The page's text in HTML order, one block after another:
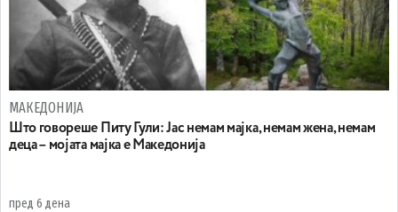
МАКЕДОНИЈА
Што говореше Питу Гули: Јас немам мајка, немам жена, немам
деца – мојата мајка е Македонија
пред 6 дена